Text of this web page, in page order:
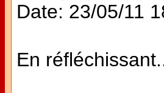
Date: 23/05/11
En